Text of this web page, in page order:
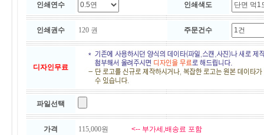
인쇄연수 인쇄색도
인쇄권수 주문건수
디자인무료
파일선택
가격 <-- 부가세,배송료 포함